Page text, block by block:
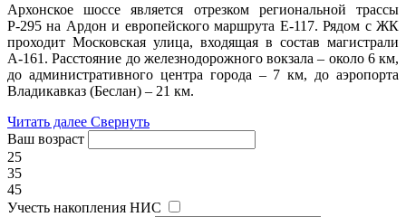
Архонское шоссе является отрезком региональной трассы
Р-295 на Ардон и европейского маршрута Е-117. Рядом с ЖК
проходит Московская улица, входящая в состав магистрали
А-161. Расстояние до железнодорожного вокзала – около 6 км,
до административного центра города – 7 км, до аэропорта
Владикавказ (Беслан) – 21 км.
Читать далее Свернуть
Ваш возраст
25
35
45
Учесть накопления НИС